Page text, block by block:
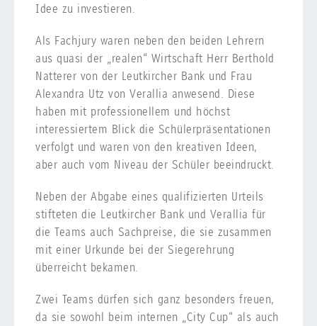
Idee zu investieren.
Als Fachjury waren neben den beiden Lehrern
aus quasi der „realen“ Wirtschaft Herr Berthold
Natterer von der Leutkircher Bank und Frau
Alexandra Utz von Verallia anwesend. Diese
haben mit professionellem und höchst
interessiertem Blick die Schülerpräsentationen
verfolgt und waren von den kreativen Ideen,
aber auch vom Niveau der Schüler beeindruckt.
Neben der Abgabe eines qualifizierten Urteils
stifteten die Leutkircher Bank und Verallia für
die Teams auch Sachpreise, die sie zusammen
mit einer Urkunde bei der Siegerehrung
überreicht bekamen.
Zwei Teams dürfen sich ganz besonders freuen,
da sie sowohl beim internen „City Cup“ als auch